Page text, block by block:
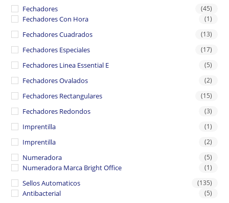
Fechadores (45)
Fechadores Con Hora (1)
Fechadores Cuadrados (13)
Fechadores Especiales (17)
Fechadores Linea Essential E (5)
Fechadores Ovalados (2)
Fechadores Rectangulares (15)
Fechadores Redondos (3)
Imprentilla (1)
Imprentilla (2)
Numeradora (5)
Numeradora Marca Bright Office (1)
Sellos Automaticos (135)
Antibacterial (5)